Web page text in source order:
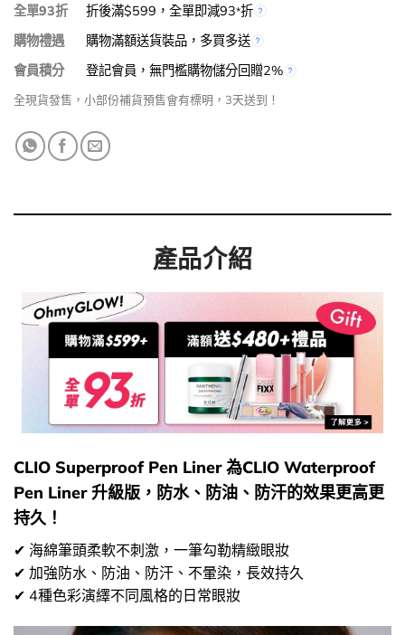
全單93折
折後滿$599，全單即減93*折
購物禮遇
購物滿額送貨裝品，多買多送
會員積分
登記會員，無門檻購物儲分回贈2%
全現貨發售，小部份補貨預售會有標明，3天送到！
產品介紹
CLIO Superproof Pen Liner 為CLIO Waterproof
Pen Liner 升級版，防水、防油、防汗的效果更高更
持久！
✔ 海綿筆頭柔軟不刺激，一筆勾勒精緻眼妝
✔ 加強防水、防油、防汗、不暈染，長效持久
✔ 4種色彩演繹不同風格的日常眼妝